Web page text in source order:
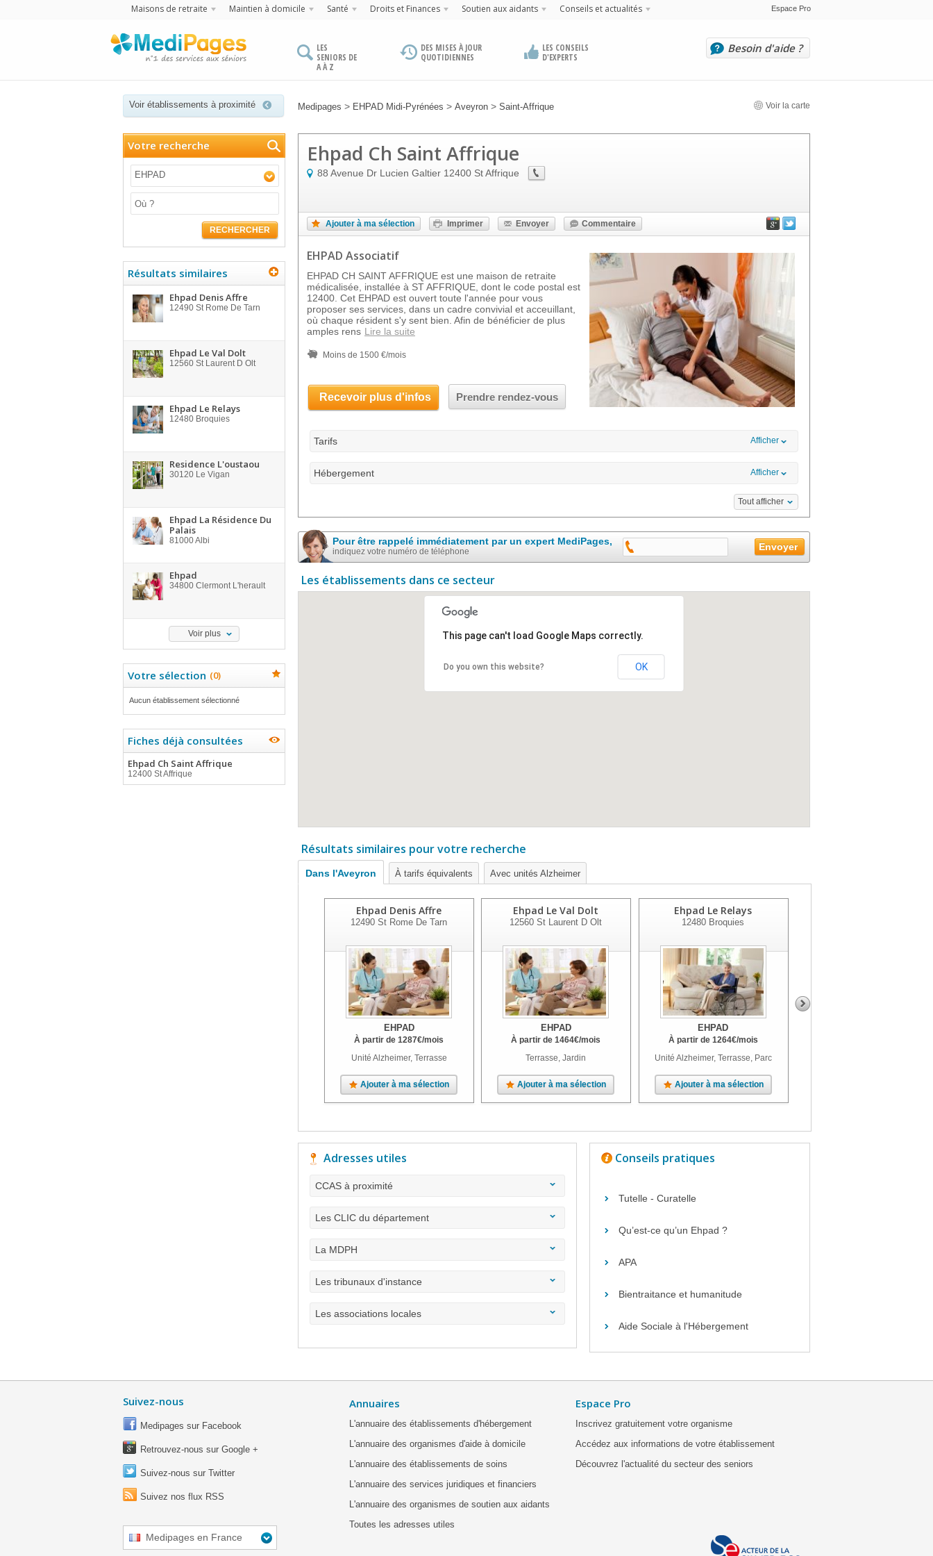
Maisons de retraite Maintien à domicile Santé Droits et Finances Soutien aux aidants Conseils et actualités Espace Pro
LES
SENIORS DE
A À Z
DES MISES À JOUR
QUOTIDIENNES
LES CONSEILS
D'EXPERTS
Besoin d'aide ?
Voir établissements à proximité Medipages > EHPAD Midi-Pyrénées > Aveyron > Saint-Affrique Voir la carte
Votre recherche
EHPAD
RECHERCHER
Résultats similaires
Ehpad Denis Affre
12490 St Rome De Tarn
Ehpad Le Val Dolt
12560 St Laurent D Olt
Ehpad Le Relays
12480 Broquies
Residence L'oustaou
30120 Le Vigan
Ehpad La Résidence Du
Palais
81000Albi
Ehpad
34800 Clermont L'herault
Voir plus
Votre sélection (0)
Aucun établissement sélectionné
Fiches déjà consultées
Ehpad Ch Saint Affrique
12400 St Affrique
Ehpad Ch Saint Affrique
88 Avenue Dr Lucien Galtier 12400 St Affrique
Ajouter à ma sélection Imprimer Envoyer Commentaire
EHPAD Associatif
EHPAD CH SAINT AFFRIQUE est une maison de retraite
médicalisée, installée à ST AFFRIQUE, dont le code postal est
12400. Cet EHPAD est ouvert toute l'année pour vous
proposer ses services, dans un cadre convivial et acceuillant,
où chaque résident s'y sent bien. Afin de bénéficier de plus
amples rens Lire la suite
Moins de 1500 €/mois
Recevoir plus d'infos Prendre rendez-vous
Tarifs Afficher
Hébergement Afficher
Tout afficher
Pour être rappelé immédiatement par un expert MediPages,
indiquez votre numéro de téléphone
Les établissements dans ce secteur
This page can't load Google Maps correctly.
Do you own this website? OK
Résultats similaires pour votre recherche
Dans l'Aveyron À tarifs équivalents Avec unités Alzheimer
Ehpad Denis Affre
12490 St Rome De Tarn
EHPAD
À partir de 1287€/mois
Unité Alzheimer, Terrasse
Ajouter à ma sélection
Ehpad Le Val Dolt
12560 St Laurent D Olt
EHPAD
À partir de1464€/mois
Terrasse, Jardin
Ajouter à ma sélection
Ehpad Le Relays
12480 Broquies
EHPAD
À partir de 1264€/mois
Unité Alzheimer, Terrasse, Parc
Ajouter à ma sélection
Adresses utiles
CCAS à proximité
Les CLIC du département
La MDPH
Les tribunaux d'instance
Les associations locales
Conseils pratiques
Tutelle - Curatelle
Qu’est-ce qu’un Ehpad ?
APA
Bientraitance et humanitude
Aide Sociale à l'Hébergement
Suivez-nous
Medipages sur Facebook
Retrouvez-nous sur Google +
Suivez-nous sur Twitter
Suivez nos flux RSS
Medipages en France
Annuaires
L'annuaire des établissements d'hébergement
L'annuaire des organismes d'aide à domicile
L'annuaire des établissements de soins
L'annuaire des services juridiques et financiers
L'annuaire des organismes de soutien aux aidants
Toutes les adresses utiles
Espace Pro
Inscrivez gratuitement votre organisme
Accédez aux informations de votre établissement
Découvrez l'actualité du secteur des seniors